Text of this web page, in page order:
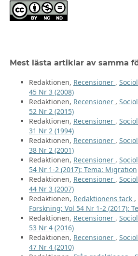
Mest lästa artiklar av samma
Redaktionen, Recensioner ,
45 Nr 3 (2008)
Redaktionen, Recensioner ,
52 Nr 2 (2015)
Redaktionen, Recensioner ,
31 Nr 2 (1994)
Redaktionen, Recensioner ,
38 Nr 2 (2001)
Redaktionen, Recensioner ,
54 Nr 1-2 (2017): Tema: Migration
Redaktionen, Recensioner ,
44 Nr 3 (2007)
Redaktionen, Redaktionens tack ,
Forskning: Vol 54 Nr 1-2 (2017):
Redaktionen, Recensioner ,
53 Nr 4 (2016)
Redaktionen, Recensioner ,
47 Nr 4 (2010)